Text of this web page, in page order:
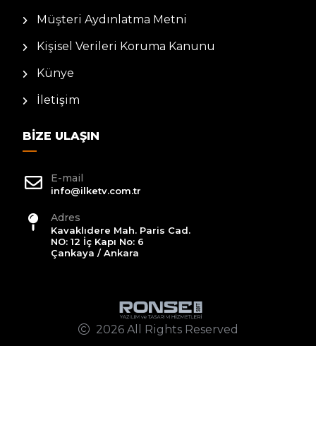
Müşteri Aydınlatma Metni
Kişisel Verileri Koruma Kanunu
Künye
İletişim
BIZE ULAŞIN
E-mail
info@ilketv.com.tr
Adres
Kavaklıdere Mah. Paris Cad.
NO: 12 İç Kapı No: 6
Çankaya / Ankara
2026 All Rights Reserved